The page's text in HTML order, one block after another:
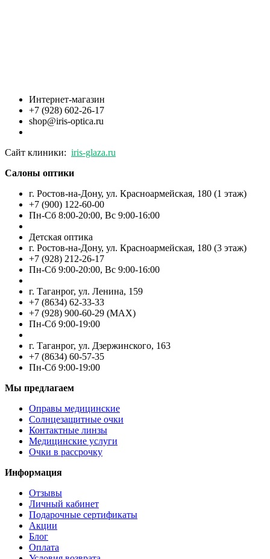
Интернет-магазин
+7 (928) 602-26-17
shop@iris-optica.ru
Сайт клиники: iris-glaza.ru
Салоны оптики
г. Ростов-на-Дону, ул. Красноармейская, 180 (1 этаж)
+7 (900) 122-60-00
Пн-Cб 8:00-20:00, Вс 9:00-16:00
Детская оптика
г. Ростов-на-Дону, ул. Красноармейская, 180 (3 этаж)
+7 (928) 212-26-17
Пн-Cб 9:00-20:00, Вс 9:00-16:00
г. Таганрог, ул. Ленина, 159
+7 (8634) 62-33-33
+7 (928) 900-60-29 (MAX)
Пн-Cб 9:00-19:00
г. Таганрог, ул. Дзержинского, 163
+7 (8634) 60-57-35
Пн-Сб 9:00-19:00
Мы предлагаем
Оправы медицинские
Солнцезащитные очки
Контактные линзы
Медицинские услуги
Очки в рассрочку
Информация
Отзывы
Личный кабинет
Подарочные сертификаты
Акции
Блог
Оплата